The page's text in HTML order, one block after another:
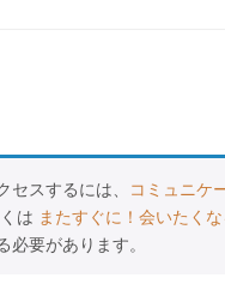
スするには、 コミュニケ
は またすぐに！会いたく
必要があります。